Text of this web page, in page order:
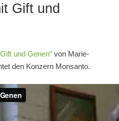
Gift und
und Genen“ von Marie-
den Konzern Monsanto.